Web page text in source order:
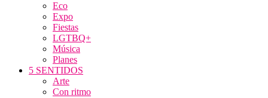
Eco
Expo
Fiestas
LGTBQ+
Música
Planes
5 SENTIDOS
Arte
Con ritmo